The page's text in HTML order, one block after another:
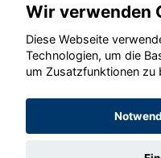
©
Wir verwenden
Diese Webseite
Technologien, um die
um Zusatzfunktionen zu